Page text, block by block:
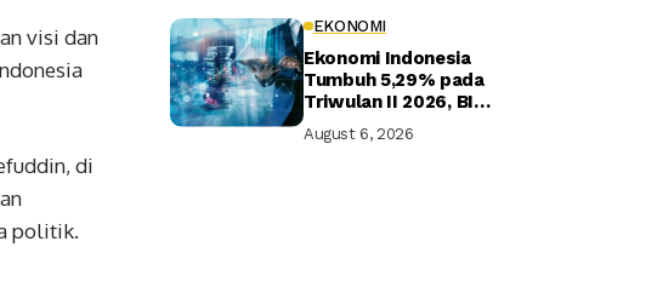
visi dan
di
politik.
EKONOMI
Ekonomi Indonesia
Tumbuh 5,29% pada
Triwulan II 2026, BI
Tahunan Tercapai
August 6, 2026